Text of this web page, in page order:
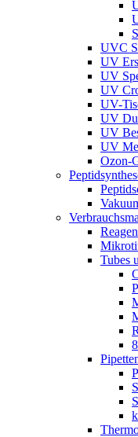
UVC
UV
UV
UV
UV-
UV
UV
UV
Ozon-
Tubes